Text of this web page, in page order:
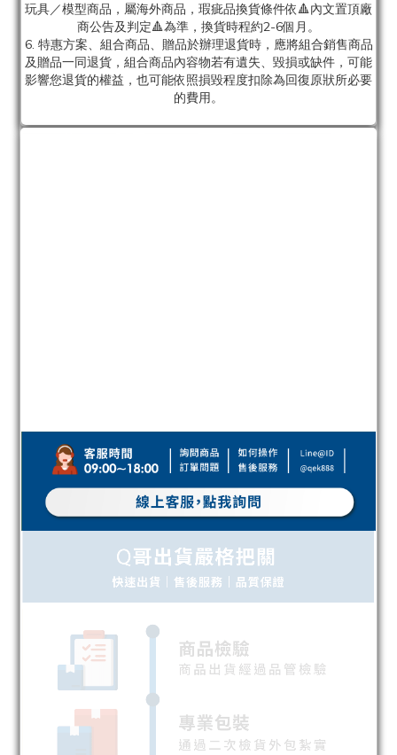
玩具／模型商品，屬海外商品，瑕疵品換貨條件依🔺內文置頂廠
商公告及判定🔺為準，換貨時程約2-6個月。
6. 特惠方案、組合商品、贈品於辦理退貨時，應將組合銷售商品
及贈品一同退貨，組合商品內容物若有遺失、毀損或缺件，可能
影響您退貨的權益，也可能依照損毀程度扣除為回復原狀所必要
的費用。